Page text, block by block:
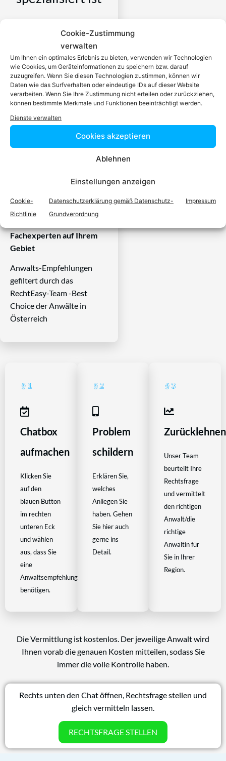
Cookie-Zustimmung
verwalten
Um Ihnen ein optimales Erlebnis zu bieten, verwenden wir Technologien
wie Cookies, um Geräteinformationen zu speichern bzw. darauf
zuzugreifen. Wenn Sie diesen Technologien zustimmen, können wir
Daten wie das Surfverhalten oder eindeutige IDs auf dieser Website
verarbeiten. Wenn Sie Ihre Zustimmung nicht erteilen oder zurückziehen,
können bestimmte Merkmale und Funktionen beeinträchtigt werden.
Dienste verwalten
Cookies akzeptieren
Ablehnen
Einstellungen anzeigen
Cookie-
Richtlinie
Datenschutzerklärung gemäß Datenschutz-
Grundverordnung
Impressum
eine zugelassen Anwältin ist
dafür da, über Rechtsfragen
zu beraten und Klienten vor
Gericht zu vertreten. Es ist
seine Aufgabe,
Dienstleistungen im Bereich
der Rechtsberatung zu
erbringen und Klienten vor
Gericht zu vertreten. Mit
Herausforderungen dieses
einschlägigen
Rechtsnormen vertraut.
Fachexperten auf Ihrem
Gebiet
Anwalts-Empfehlungen
gefiltert durch das
RechtEasy-Team -Best
Choice der Anwälte in
Österreich
Chatbox
aufmachen
Klicken Sie
auf den
blauen Button
im rechten
unteren Eck
und wählen
aus, dass Sie
eine
Anwaltsempfehlung
benötigen.
Problem
schildern
Erklären Sie,
welches
Anliegen Sie
haben. Gehen
Sie hier auch
gerne ins
Detail.
Zurücklehnen
Unser Team
beurteilt Ihre
Rechtsfrage
und vermittelt
den richtigen
Anwalt/die
richtige
Anwältin für
Sie in Ihrer
Region.
Die Vermittlung ist kostenlos. Der jeweilige Anwalt wird
Ihnen vorab die genauen Kosten mitteilen, sodass Sie
immer die volle Kontrolle haben.
Rechts unten den Chat öffnen, Rechtsfrage stellen und
gleich vermitteln lassen.
RECHTSFRAGE STELLEN